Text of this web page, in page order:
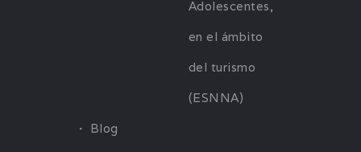
Adolescentes,
en el ámbito
del turismo
(ESNNA)
Blog